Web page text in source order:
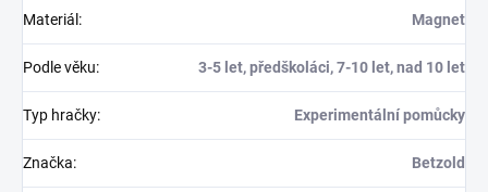
Materiál : Magnet
Podle věku: 3-5 let, předškoláci, 7-10 let, nad 10 let
Typ hračky: Experimentální pomůcky
Značka: Betzold